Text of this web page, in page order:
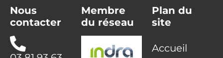
Nous
contacter
Membre
du réseau
Plan du
site
Accueil